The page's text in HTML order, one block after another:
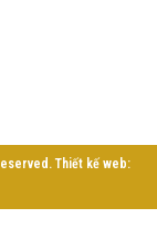
Thiết kế web: